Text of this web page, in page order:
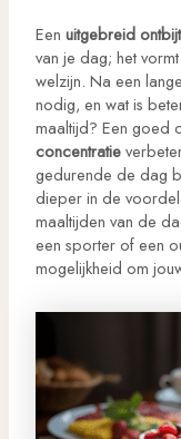
Een uitgebreid ontbijt
van je dag; het
welzijn. Na een
nodig, en wat is
maaltijd? Een goed
concentratie
gedurende de dag
dieper in de
maaltijden van de
een sporter of een
mogelijkheid om